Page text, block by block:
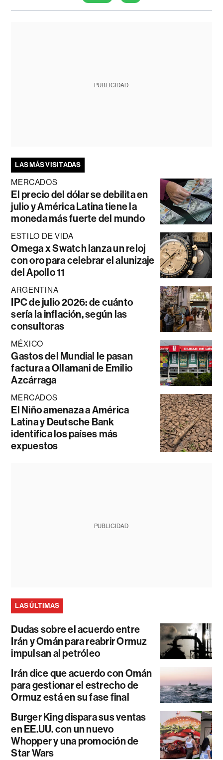
PUBLICIDAD
LAS MÁS VISITADAS
MERCADOS
El precio del dólar se debilita en
julio y América Latina tiene la
moneda más fuerte del mundo
ESTILO DE VIDA
Omega x Swatch lanza un reloj
con oro para celebrar el alunizaje
del Apollo 11
ARGENTINA
IPC de julio 2026: de cuánto
sería la inflación, según las
consultoras
MÉXICO
Gastos del Mundial le pasan
factura a Ollamani de Emilio
Azcárraga
MERCADOS
El Niño amenaza a América
Latina y Deutsche Bank
identifica los países más
expuestos
PUBLICIDAD
LAS ÚLTIMAS
Dudas sobre el acuerdo entre
Irán y Omán para reabrir Ormuz
impulsan al petróleo
Irán dice que acuerdo con Omán
para gestionar el estrecho de
Ormuz está en su fase final
Burger King dispara sus ventas
en EE.UU. con un nuevo
Whopper y una promoción de
Star Wars